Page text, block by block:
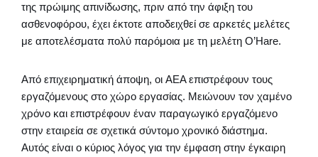
της πρώιμης απινίδωσης, πριν από την άφιξη του
ασθενοφόρου, έχει έκτοτε αποδειχθεί σε αρκετές μελέτες
με αποτελέσματα πολύ παρόμοια με τη μελέτη O’Hare.
Από επιχειρηματική άποψη, οι AEΑ επιστρέφουν τους
εργαζόμενους στο χώρο εργασίας. Μειώνουν τον χαμένο
χρόνο και επιστρέφουν έναν παραγωγικό εργαζόμενο
στην εταιρεία σε σχετικά σύντομο χρονικό διάστημα.
Αυτός είναι ο κύριος λόγος για την έμφαση στην έγκαιρη